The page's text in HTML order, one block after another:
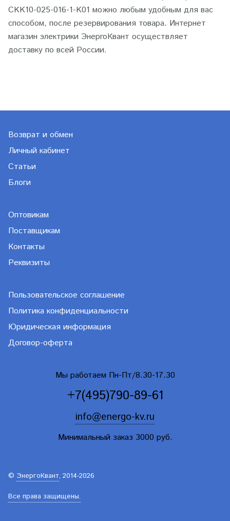
CKK10-025-016-1-K01 можно любым удобным для вас
способом, после резервирования товара. Интернет
магазин электрики ЭнергоКвант осуществляет
доставку по всей России.
Возврат и обмен
Личный кабинет
Статьи
Блоги
Оптовикам
Поставщикам
Контакты
Реквизиты
Пользовательское соглашение
Политика конфиденциальности
Юридическая информация
Договор-оферта
Мы работаем Пн-Пт/8.30-17.30
+7(495)790-89-61
info@energo-kv.ru
Минимальный заказ 3000 руб.
© ЭнергоКвант, 2014-2026
Все права защищены.